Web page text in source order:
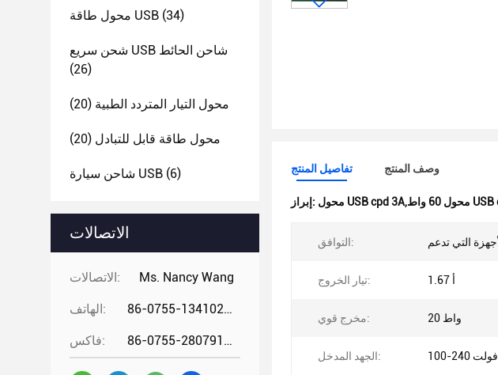
محول طاقة USB (34)
شحن سريع USB شاحن الحائط
(26)
محول التيار المتردد الطبية (20)
محول طاقة قابل للتبادل (20)
شاحن سيارة USB (6)
الاتصالات
الاتصالات: Ms. Nancy Wang
الهاتف: 86-0755-13410274294
فاكس: 86-0755-28079166
تفاصيل المنتج وصف المنتج
إبراز:
التوافق:
تيار الخروج: 1.67 أ
مخرج قوي: 20 واط
الجهد المدخل: 100-240 فولت